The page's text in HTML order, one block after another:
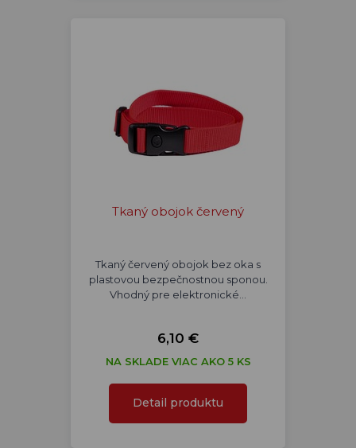
Tkaný obojok červený
Tkaný červený obojok bez oka s
plastovou bezpečnostnou sponou.
Vhodný pre elektronické…
6,10 €
NA SKLADE VIAC AKO 5 KS
Detail produktu